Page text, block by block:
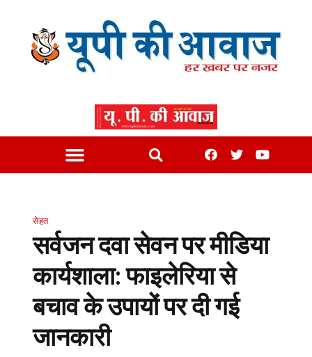
सेहत
सर्वजन दवा सेवन पर मीडिया
कार्यशाला: फाइलेरिया से
बचाव के उपायों पर दी गई
जानकारी